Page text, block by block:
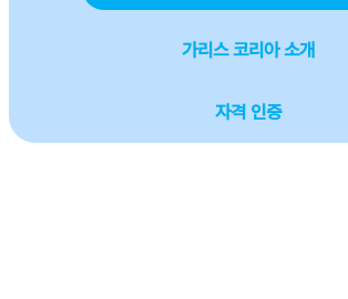
가리스 코리아 소개
자격 인증